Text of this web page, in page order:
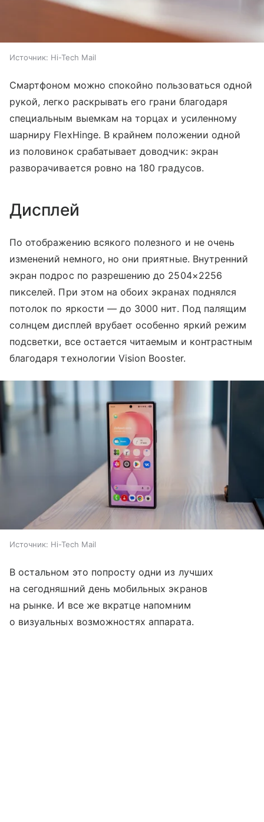
Источник: Hi-Tech Mail
Смартфоном можно спокойно пользоваться одной
рукой, легко раскрывать его грани благодаря
специальным выемкам на торцах и усиленному
шарниру FlexHinge. В крайнем положении одной
из половинок срабатывает доводчик: экран
разворачивается ровно на 180 градусов.
Дисплей
По отображению всякого полезного и не очень
изменений немного, но они приятные. Внутренний
экран подрос по разрешению до 2504×2256
пикселей. При этом на обоих экранах поднялся
потолок по яркости — до 3000 нит. Под палящим
солнцем дисплей врубает особенно яркий режим
подсветки, все остается читаемым и контрастным
благодаря технологии Vision Booster.
Источник: Hi-Tech Mail
В остальном это попросту одни из лучших
на сегодняшний день мобильных экранов
на рынке. И все же вкратце напомним
о визуальных возможностях аппарата.